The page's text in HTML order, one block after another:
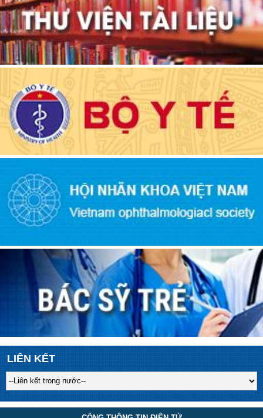
LIÊN KẾT